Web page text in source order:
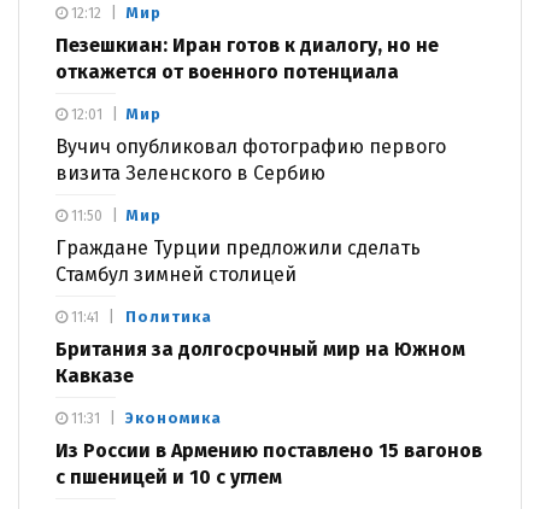
Мир
Пезешкиан: Иран готов к диалогу, но не
откажется от военного потенциала
12:12
Мир
Вучич опубликовал фотографию первого
визита Зеленского в Сербию
12:01
Мир
Граждане Турции предложили сделать
Стамбул зимней столицей
11:50
Политика
Британия за долгосрочный мир на Южном
Кавказе
11:41
Экономика
Из России в Армению поставлено 15 вагонов
с пшеницей и 10 с углем
11:31